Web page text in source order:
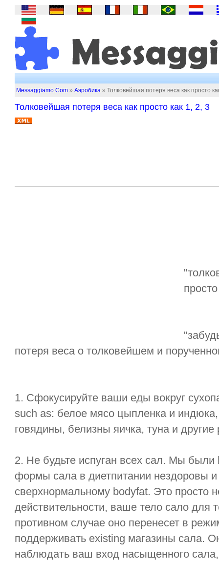
Messaggiamo.Com » Аэробика » Толковейшая потеря веса как просто
Толковейшая потеря веса как просто как 1, 2, 3
потеря веса о толковейшем и
1. Сфокусируйте ваши еды вокруг
such as: белое мясо цыпленка и
говядины, белизны яичка, туна и
2. Не будьте испуган всех сал. Мы были
формы сала в диетпитании нездоровы и
сверхнормальному bodyfat. Это просто
действительности, ваше тело сало для
противном случае оно перенесет в
поддерживать existing магазины сала.
наблюдать ваш вход насыщенного